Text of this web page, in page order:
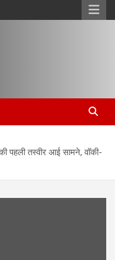
तस्वीर आई सामने, वॉकी-